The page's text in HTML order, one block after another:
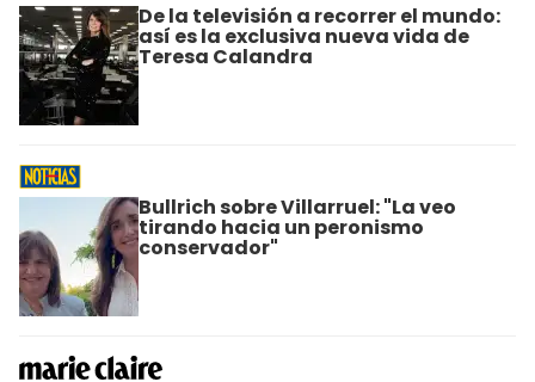
De la televisión a recorrer el mundo:
así es la exclusiva nueva vida de
Teresa Calandra
Bullrich sobre Villarruel: "La veo
tirando hacia un peronismo
conservador"